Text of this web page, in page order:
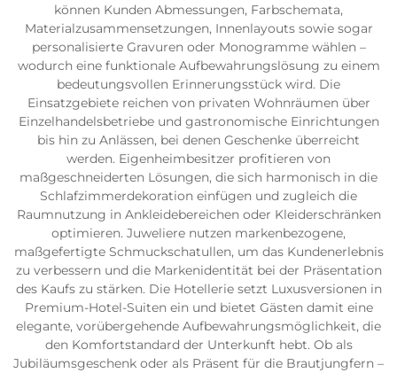
können Kunden Abmessungen, Farbschemata,
Materialzusammensetzungen, Innenlayouts sowie sogar
personalisierte Gravuren oder Monogramme wählen –
wodurch eine funktionale Aufbewahrungslösung zu einem
bedeutungsvollen Erinnerungsstück wird. Die
Einsatzgebiete reichen von privaten Wohnräumen über
Einzelhandelsbetriebe und gastronomische Einrichtungen
bis hin zu Anlässen, bei denen Geschenke überreicht
werden. Eigenheimbesitzer profitieren von
maßgeschneiderten Lösungen, die sich harmonisch in die
Schlafzimmerdekoration einfügen und zugleich die
Raumnutzung in Ankleidebereichen oder Kleiderschränken
optimieren. Juweliere nutzen markenbezogene,
maßgefertigte Schmuckschatullen, um das Kundenerlebnis
zu verbessern und die Markenidentität bei der Präsentation
des Kaufs zu stärken. Die Hotellerie setzt Luxusversionen in
Premium-Hotel-Suiten ein und bietet Gästen damit eine
elegante, vorübergehende Aufbewahrungsmöglichkeit, die
den Komfortstandard der Unterkunft hebt. Ob als
Jubiläumsgeschenk oder als Präsent für die Brautjungfern –